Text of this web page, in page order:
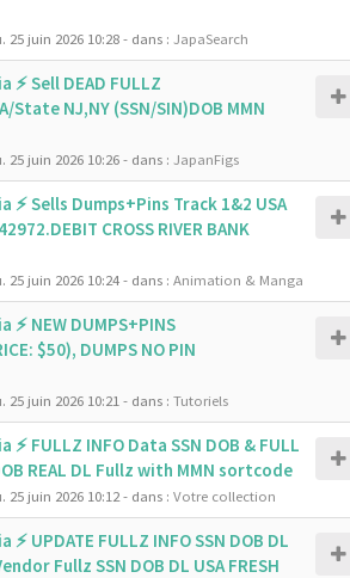
25 juin 2026 10:28- dans : JapaSearch
⚡ Sell DEAD FULLZ
State NJ,NY (SSN/SIN)DOB MMN
25 juin 2026 10:26- dans : JapanFigs
⚡ Sells Dumps+Pins Track 1&2 USA
CROSS RIVER BANK
25 juin 2026 10:24- dans : Animation & Manga
⚡ NEW DUMPS+PINS
$50), DUMPS NO PIN
25 juin 2026 10:21 - dans : Tutoriels
⚡ FULLZ INFO Data SSN DOB & FULL
REAL DL Fullz with MMN sortcode
25 juin 2026 10:12- dans : Votre collection
⚡ UPDATE FULLZ INFO SSN DOB DL
Fullz SSN DOB DL USA FRESH